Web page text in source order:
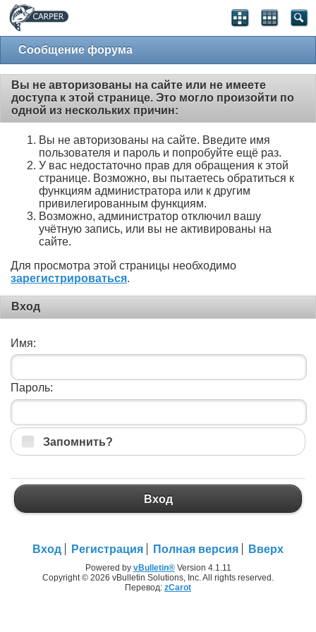
Сообщение форума
Вы не авторизованы на сайте или не имеете
доступа к этой странице. Это могло произойти по
одной из нескольких причин:
Вы не авторизованы на сайте. Введите имя
пользователя и пароль и попробуйте ещё раз.
У вас недостаточно прав для обращения к этой
странице. Возможно, вы пытаетесь обратиться к
функциям администратора или к другим
привилегированным функциям.
Возможно, администратор отключил вашу
учётную запись, или вы не активированы на
сайте.
Для просмотра этой страницы необходимо
зарегистрироваться.
Вход
Имя:
Пароль:
Запомнить?
Вход
Вход Регистрация Полная версия Вверх
Powered by vBulletin®Version 4.1.11
Copyright © 2026 vBulletin Solutions, Inc. All rights reserved.
Перевод: zCarot